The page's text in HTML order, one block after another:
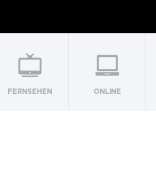
FERNSEHEN ONLINE